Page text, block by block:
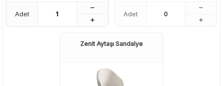
Adet Adet
Zenit Aytaşı Sandalye